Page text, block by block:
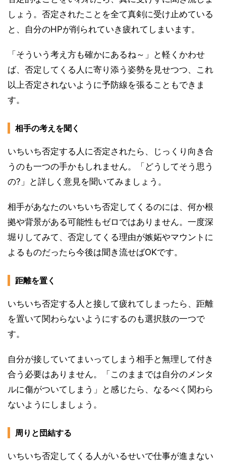
しょう。否定されたことを全て真剣に受け止めている
と、自分のHPが削られていき疲れてしまいます。
「そういう考え方も確かにあるね～」と軽くかわせ
ば、否定してくる人に寄り添う姿勢を見せつつ、これ
以上否定されないように予防線を張ることもできま
す。
相手の考えを聞く
いちいち否定する人に否定されたら、じっくり向き合
うのも一つの手かもしれません。「どうしてそう思う
の?」と詳しく意見を聞いてみましょう。
相手があなたのいちいち否定してくるのには、何か根
拠や背景がある可能性もゼロではありません。一度深
堀りしてみて、否定してくる理由が嫉妬やマウントに
よるものだったら今後は聞き流せばOKです。
距離を置く
いちいち否定する人と接して疲れてしまったら、距離
を置いて関わらないようにするのも選択肢の一つで
す。
自分が接していてまいってしまう相手と無理して付き
合う必要はありません。「このままでは自分のメンタ
ルに傷がついてしまう」と感じたら、なるべく関わら
ないようにしましょう。
周りと団結する
いちいち否定してくる人がいるせいで仕事が進まない